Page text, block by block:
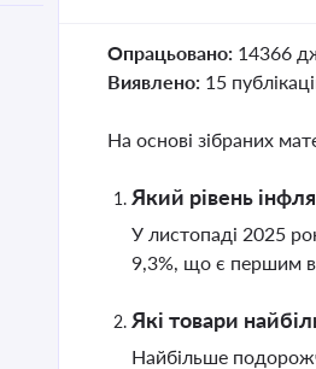
Опрацьовано: 14366
Виявлено: 15
На основі зібраних
Який рівень
У листопаді 2025
9,3%, що є першим
Які товари
Найбільше